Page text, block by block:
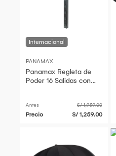
PANAMAX
Panamax Regleta de
Poder 16 Salidas con
de 12A
Antes S/ 1,939.00
Precio S/ 1,259.00